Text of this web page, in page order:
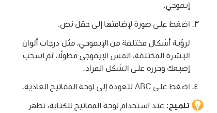
إيموجي.
اضغط على صورة لإضافتها إلى حقل نص.
لرؤية أشكال مختلفة من الإيموجي، مثل درجات ألوان
البشرة المختلفة، المس الإيموجي مطولًا، ثم اسحب
إصبعك وحرره على الشكل المراد.
اضغط على ABC للعودة إلى لوحة المفاتيح العادية.
تلميح: عند استخدام لوحة المفاتيح للكتابة، تظهر